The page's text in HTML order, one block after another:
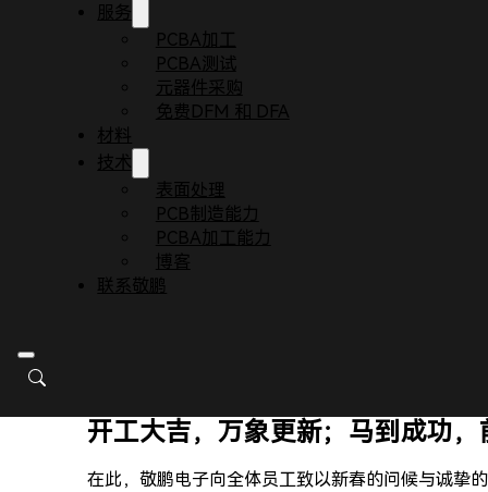
服务
PCBA加工
PCBA测试
元器件采购
免费DFM 和 DFA
材料
技术
表面处理
PCB制造能力
PCBA加工能力
博客
联系敬鹏
2026年2月24日，恰逢农历正月初八，这个寓意“
聚力实干，共同开启新一年的奋斗征程，续写
作为深耕PCB领域数十年的专业服务商，敬鹏电
设计咨询、生产制造到测试交付，全方位覆盖消
户的认可与赞誉。
开工当日，敬鹏电子生产车间内暖意融融、秩序
起步即加速”的火热景象。技术团队坚守研发一线
Ray检测，坚守“一次合格率99.2%”的品质承诺；
新岁启封，初心如磐；策马扬鞭
开工大吉，万象更新；马到成功，
在此，敬鹏电子向全体员工致以新春的问候与诚挚